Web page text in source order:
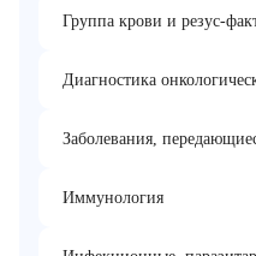
Группа крови и резус-
Диагностика
Заболевания,
Иммунология